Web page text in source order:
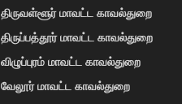
திருவள்ளூர் மாவட்ட காவல்துறை
திருப்பத்தூர் மாவட்ட காவல்துறை
விழுப்புரம் மாவட்ட காவல்துறை
வேலூர் மாவட்ட காவல்துறை